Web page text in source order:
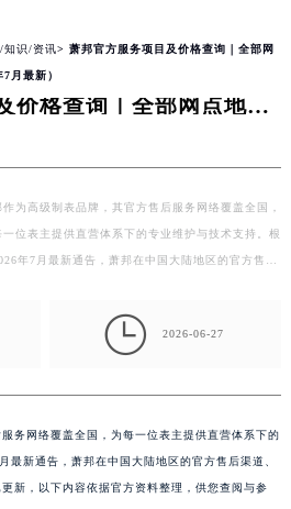
知识/资讯> 萧邦官方服务项目及价格查询｜全部网
月最新）
萧邦官方服务项目及价格查询｜全部网点地址及电话权威信息通告（2026年7月最新）
作为高级制表品牌，其官方售后服务网络覆盖全国，
一位表主提供直营体系下的专业维护与技术支持。根
年7月最新通告，萧邦在中国大陆地区的官方售后
 2026-06-27
务网络覆盖全国，为每一位表主提供直营体系下的
最新通告，萧邦在中国大陆地区的官方售后渠道、
新，以下内容依据官方资料整理，供您查阅与参